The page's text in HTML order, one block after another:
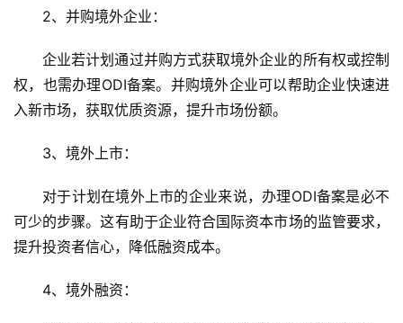
2、并购境外企业 ：
企业若计划通过并购方式获取境外企业的所有权或控制
权，也需办理ODI备案。并购境外企业可以帮助企业快速进
入新市场，获取优质资源，提升市场份额。
3、境外上市：
对于计划在境外上市的企业来说，办理ODI备案是必不
可少的步骤。这有助于企业符合国际资本市场的监管要求，
提升投资者信心，降低融资成本。
4、境外融资 ：